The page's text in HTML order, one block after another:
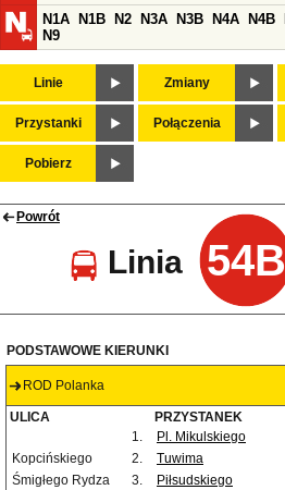
N1A
N1B N2 N3A N3B N4A N4B
N9
Linie Zmiany
Przystanki Połączenia
Pobierz
Powrót
Linia 54B
PODSTAWOWE KIERUNKI
ROD Polanka
ULICA PRZYSTANEK
1.
Pl. Mikulskiego
Kopcińskiego
2. Tuwima
Śmigłego Rydza
3. Piłsudskiego